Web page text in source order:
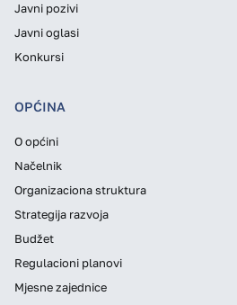
Javni pozivi
Javni oglasi
Konkursi
OPĆINA
O općini
Načelnik
Organizaciona struktura
Strategija razvoja
Budžet
Regulacioni planovi
Mjesne zajednice